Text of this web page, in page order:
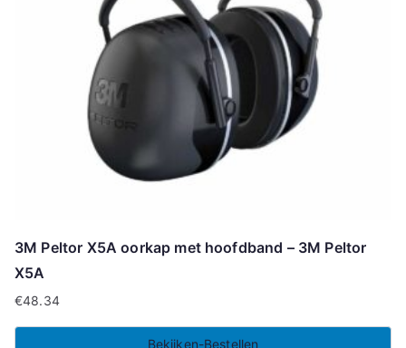
3M Peltor X5A oorkap met hoofdband – 3M Peltor
X5A
€48.34
Bekijken-Bestellen